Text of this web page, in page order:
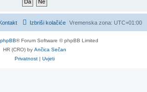
n
Vremenska zona: UTC+01:00
Izbriši kolačiće
phpBB® Forum Software © phpBB Limited
HR (CRO) by Ančica Sečan
Privatnost | Uvjeti